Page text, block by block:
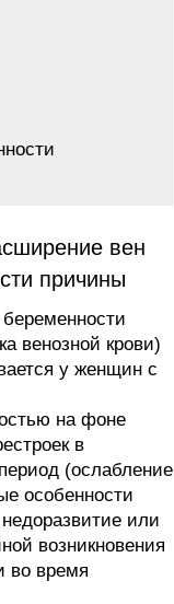
вен
причины
венозной крови)
у женщин с
на фоне
в
(ослабление
особенности
или
возникновения
во время